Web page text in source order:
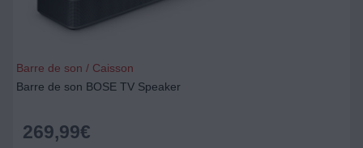
Barre de son / Caisson
Barre de son BOSE TV Speaker
269,99€